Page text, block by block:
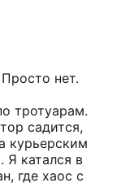
нет.
тротуарам.
садится,
курьерским
Я катался в
где хаос с